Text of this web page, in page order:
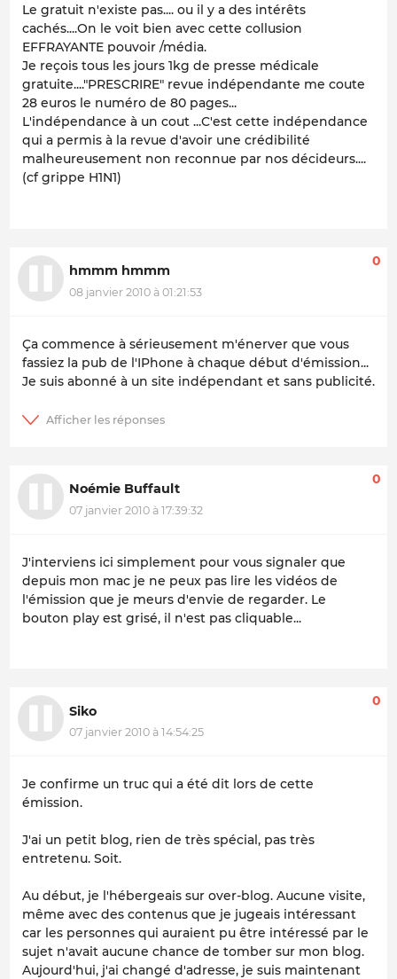
Le gratuit n'existe pas.... ou il y a des intérêts
cachés....On le voit bien avec cette collusion
EFFRAYANTE pouvoir /média.
Je reçois tous les jours 1kg de presse médicale
gratuite...."PRESCRIRE" revue indépendante me coute
28 euros le numéro de 80 pages...
L'indépendance à un cout ...C'est cette indépendance
qui a permis à la revue d'avoir une crédibilité
malheureusement non reconnue par nos décideurs....
(cf grippe H1N1)
hmmm hmmm
08 janvier 2010 à 01:21:53
0
Ça commence à sérieusement m'énerver que vous
fassiez la pub de l'IPhone à chaque début d'émission...
Je suis abonné à un site indépendant et sans publicité.
Noémie Buffault
07 janvier 2010 à 17:39:32
0
J'interviens ici simplement pour vous signaler que
depuis mon mac je ne peux pas lire les vidéos de
l'émission que je meurs d'envie de regarder. Le
bouton play est grisé, il n'est pas cliquable...
Siko
07 janvier 2010 à 14:54:25
0
Je confirme un truc qui a été dit lors de cette
émission.
J'ai un petit blog, rien de très spécial, pas très
entretenu. Soit.
Au début, je l'hébergeais sur over-blog. Aucune visite,
même avec des contenus que je jugeais intéressant
car les personnes qui auraient pu être intéressé par le
sujet n'avait aucune chance de tomber sur mon blog.
Aujourd'hui, j'ai changé d'adresse, je suis maintenant